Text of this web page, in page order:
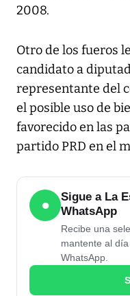
2008.
Otro de los fueros
candidato a
representante del
el posible uso de
favorecido en las
partido PRD en el
●
Sigue a La
WhatsApp
Recibe una
mantente al
WhatsApp.